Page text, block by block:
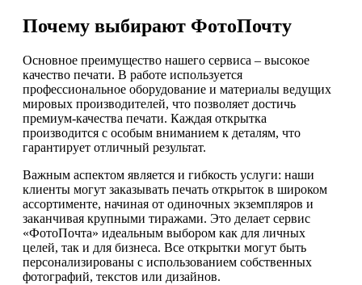
Почему выбирают ФотоПочту
Основное преимущество нашего сервиса – высокое
качество печати. В работе используется
профессиональное оборудование и материалы ведущих
мировых производителей, что позволяет достичь
премиум-качества печати. Каждая открытка
производится с особым вниманием к деталям, что
гарантирует отличный результат.
Важным аспектом является и гибкость услуги: наши
клиенты могут заказывать печать открыток в широком
ассортименте, начиная от одиночных экземпляров и
заканчивая крупными тиражами. Это делает сервис
«ФотоПочта» идеальным выбором как для личных
целей, так и для бизнеса. Все открытки могут быть
персонализированы с использованием собственных
фотографий, текстов или дизайнов.